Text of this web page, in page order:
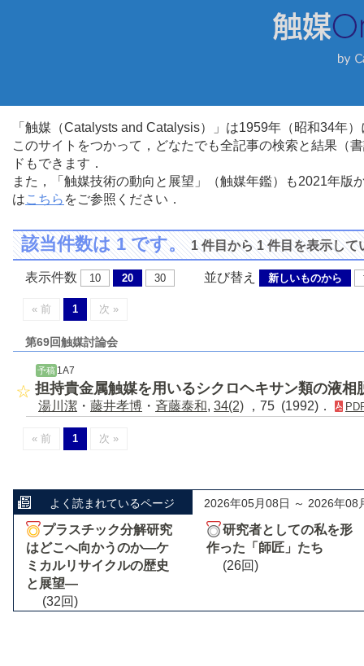
「触媒（Catalysts and Catalysis）」は1959年（昭和34年
このサイトをつかって，どなたでも全記事の検索と結果（
ドもできます．
また，「触媒技術の動向と展望」（触媒年鑑）も2021年
はこちら をご参照ください．
該当件数は 1 です。1 件目から 1 件目を表示して
表示件数 10 20 30 並び替え 新しいものから
« 前 1 次 »
第69回触媒討論会
予稿 1A7
担持貴金属触媒を用いるシクロヘキサン類の液相
湯川潔 ・ 藤井孝博 ・ 斉藤泰和, 34(2) ，75 (1992)．
« 前 1 次 »
よく読まれているページ 2026年05月08日 ～ 2026年08
プラスチック分解研究
はどこへ向かうのか―ケ
ミカルリサイクルの歴史
と展望―
(32回)
研究者としての私を形
作った「師匠」たち
(26回)